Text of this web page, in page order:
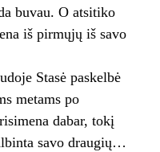
buvau. O atsitiko
iš pirmųjų iš savo
Stasė paskelbė
metams po
dabar, tokį
savo draugių…